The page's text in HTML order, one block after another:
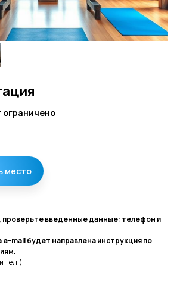
ограничено
место
проверьте введенные данные: телефон и
e-mail будет направлена инструкция по
тел.)